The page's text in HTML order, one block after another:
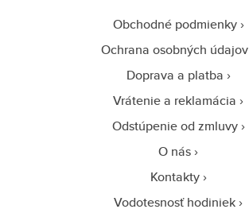
Obchodné podmienky
Ochrana osobných údajov
Doprava a platba
Vrátenie a reklamácia
Odstúpenie od zmluvy
O nás
Kontakty
Vodotesnosť hodiniek